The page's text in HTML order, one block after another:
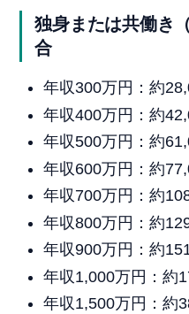
独身または共働き
合
年収300万円：約
年収400万円：約
年収500万円：約
年収600万円：約
年収700万円：約
年収800万円：約
年収900万円：約
年収1,000万円：約
年収1,500万円：約